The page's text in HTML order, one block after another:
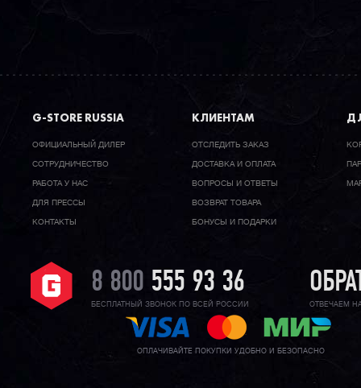
G-STORE RUSSIA
ОФИЦИАЛЬНЫЙ ДИЛЕР
CОТРУДНИЧЕСТВО
РАБОТА У НАС
ДЛЯ ПРЕССЫ
КОНТАКТЫ
КЛИЕНТАМ
ОТСЛЕДИТЬ ЗАКАЗ
ДОСТАВКА И ОПЛАТА
ВОПРОСЫ И ОТВЕТЫ
ВОЗВРАТ ТОВАРА
БОНУСЫ И ПОДАРКИ
8 800 555 93 36
БЕСПЛАТНЫЙ ЗВОНОК ПО ВСЕЙ РОССИИ ОТВЕЧАЕМ
ОПЛАЧИВАЙТЕ ПОКУПКИ УДОБНО И БЕЗОПАСНО